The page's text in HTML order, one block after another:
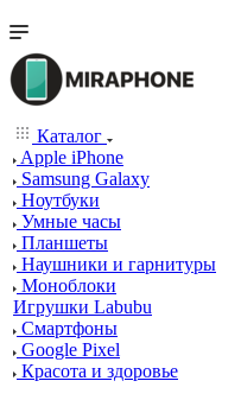
Каталог
Apple iPhone
Samsung Galaxy
Ноутбуки
Умные часы
Планшеты
Наушники и гарнитуры
Моноблоки
Игрушки Labubu
Смартфоны
Google Pixel
Красота и здоровье